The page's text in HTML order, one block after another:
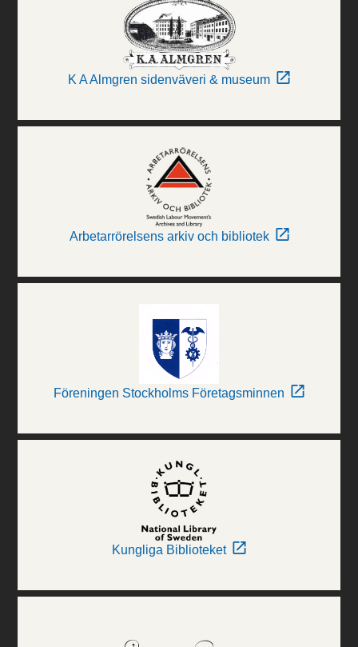
K A Almgren sidenväveri & museum
Arbetarrörelsens arkiv och bibliotek
Föreningen Stockholms Företagsminnen
Kungliga Biblioteket